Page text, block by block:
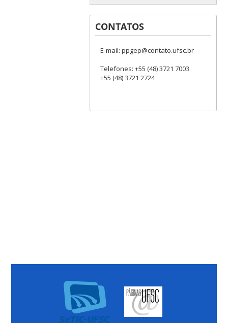
CONTATOS
E-mail: ppgep@contato.ufsc.br
Telefones: +55 (48) 3721 7003
+55 (48) 3721 2724